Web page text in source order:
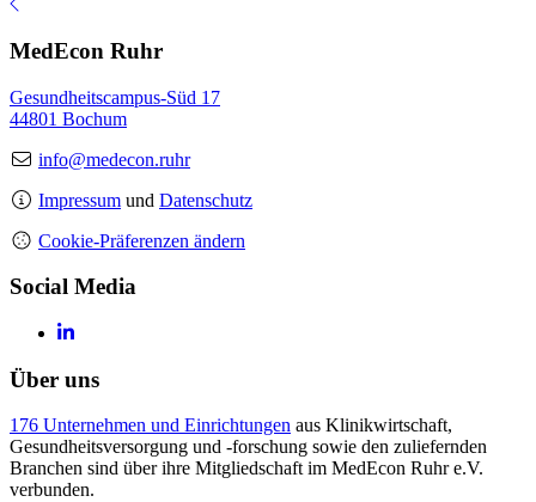
MedEcon Ruhr
Gesundheitscampus-Süd 17
44801 Bochum
info@medecon.ruhr
Impressum und Datenschutz
Cookie-Präferenzen ändern
Social Media
Über uns
176 Unternehmen und Einrichtungen aus Klinikwirtschaft,
Gesundheitsversorgung und -forschung sowie den zuliefernden
Branchen sind über ihre Mitgliedschaft im MedEcon Ruhr e.V.
verbunden.